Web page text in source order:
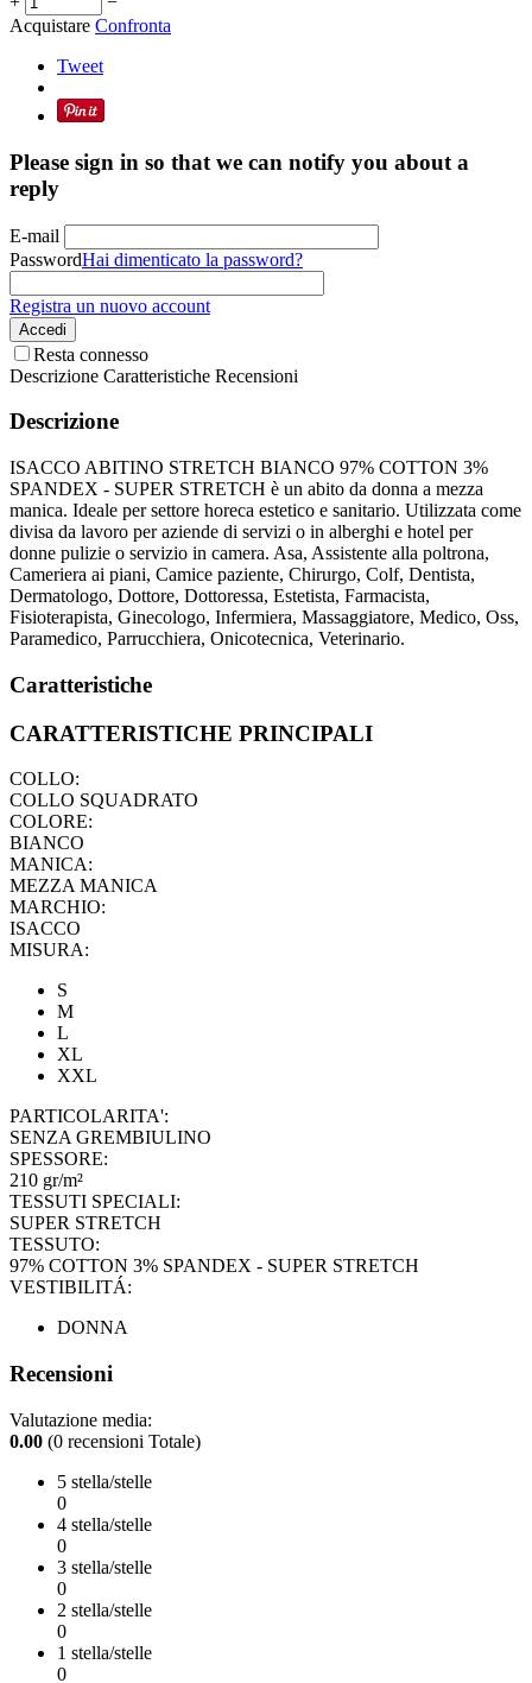
Acquistare Confronta
Tweet
Please sign in so that we can notify you about a
reply
E-mail
PasswordHai dimenticato la password?
Registra un nuovo account
Accedi
Resta connesso
Descrizione Caratteristiche Recensioni
Descrizione
ISACCO ABITINO STRETCH BIANCO 97% COTTON 3%
SPANDEX - SUPER STRETCH è un abito da donna a mezza
manica. Ideale per settore horeca estetico e sanitario. Utilizzata come
divisa da lavoro per aziende di servizi o in alberghi e hotel per
donne pulizie o servizio in camera. Asa, Assistente alla poltrona,
Cameriera ai piani, Camice paziente, Chirurgo, Colf, Dentista,
Dermatologo, Dottore, Dottoressa, Estetista, Farmacista,
Fisioterapista, Ginecologo, Infermiera, Massaggiatore, Medico, Oss,
Paramedico, Parrucchiera, Onicotecnica, Veterinario.
Caratteristiche
CARATTERISTICHE PRINCIPALI
COLLO:
COLLO SQUADRATO
COLORE:
BIANCO
MANICA:
MEZZA MANICA
MARCHIO:
ISACCO
MISURA:
S
M
L
XL
XXL
PARTICOLARITA':
SENZA GREMBIULINO
SPESSORE:
210 gr/m²
TESSUTI SPECIALI:
SUPER STRETCH
TESSUTO:
97% COTTON 3% SPANDEX - SUPER STRETCH
VESTIBILITÁ:
DONNA
Recensioni
Valutazione media:
0.00 (0 recensioni Totale)
5 stella/stelle
0
4 stella/stelle
0
3 stella/stelle
0
2 stella/stelle
0
1 stella/stelle
0